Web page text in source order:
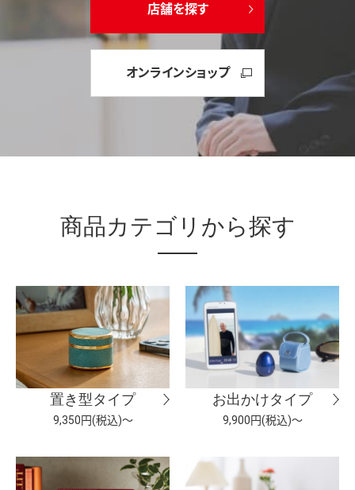
店舗を探す
オンラインショップ
商品カテゴリから探す
置き型タイプ
9,350円(税込)～
お出かけタイプ
9,900円(税込)～